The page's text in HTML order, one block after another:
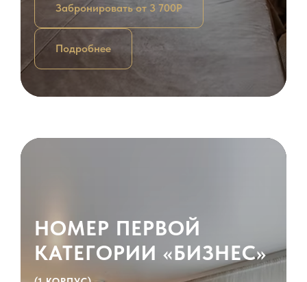
Забронировать от 3 700Р
Подробнее
НОМЕР ПЕРВОЙ
КАТЕГОРИИ «БИЗНЕС»